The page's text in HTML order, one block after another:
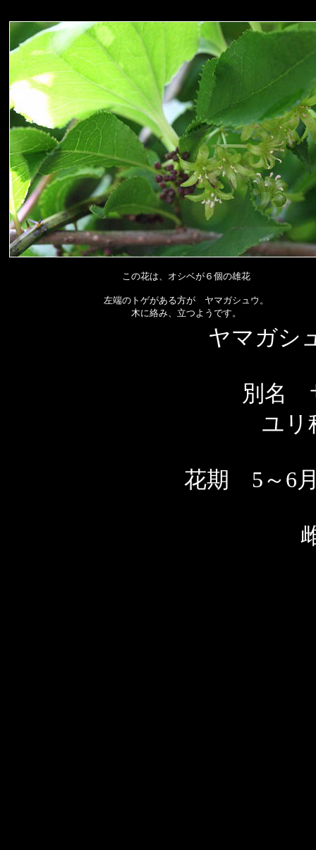
この花は、オシベが６個の雄花
左端のトゲがある方が ヤマガシュウ。
木に絡み、立つようです。
ヤマガシ
別名
ユリ
花期 5～6